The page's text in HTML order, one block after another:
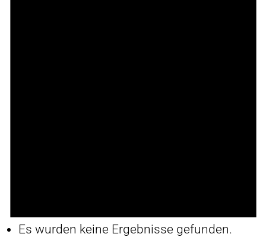
Es wurden keine Ergebnisse gefunden.